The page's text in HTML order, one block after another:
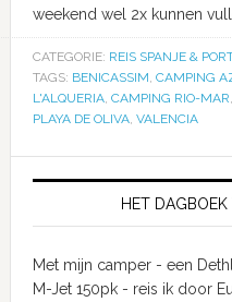
weekend wel 2x kunnen
CATEGORIE: REIS SPANJE &
TAGS: BENICASSIM, CAMPING
L'ALQUERIA, CAMPING RIO-MAR,
PLAYA DE OLIVA, VALENCIA
HET DAGBOEK
Met mijn camper - een
M-Jet 150pk - reis ik door